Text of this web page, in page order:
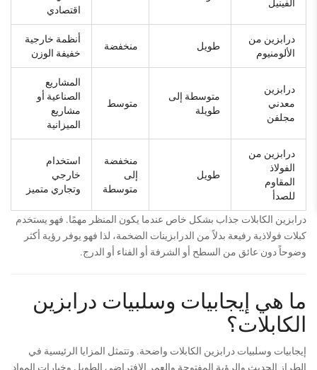
اقتصادي
درابزين من
الألومنيوم
طويل منخفضة
أنظمة خارجية
خفيفة الوزن
درابزين
معدني
مجلفن
متوسطة إلى
طويلة
متوسط
المشاريع
الصناعية أو
مشاريع
الميزانية
درابزين من
الفولاذ
المقاوم
للصدأ
طويل
منخفضة
إلى
متوسطة
استخدام
خارجي
وتجاري متميز
درابزين الكابلات جذاب بشكل خاص عندما يكون المنظر مهمًا. فهو يستخدم
كبلات فولاذية رفيعة بدلاً من الدرابزينات الضخمة، لذا فهو يوفر رؤية أكثر
وضوحاً دون عائق من السطح أو الشرفة أو الفناء أو الدرج.
ما هي إيجابيات وسلبيات درابزين
الكابلات؟
إيجابيات وسلبيات درابزين الكابلات واضحة. وتتمثل المزايا الرئيسية في
الطراز الحديث والرؤية المفتوحة والعمر الافتراضي الطويل وخيارات المواد